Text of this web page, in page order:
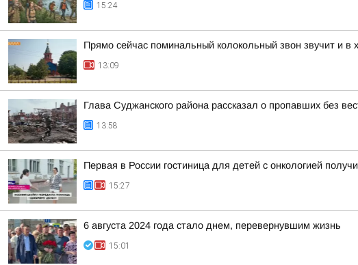
15:24
Прямо сейчас поминальный колокольный звон звучит и в
13:09
Глава Суджанского района рассказал о пропавших без
13:58
Первая в России гостиница для детей с онкологией
15:27
6 августа 2024 года стало днем, перевернувшим жизнь
15:01